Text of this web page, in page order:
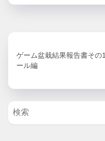
ゲーム盆栽結果報告書その
ール編